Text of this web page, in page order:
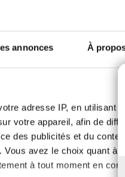
annonces À
adresse IP, en utilisant
votre appareil, afin de
des publicités et du
avez le choix quant à
à tout moment en
qui s’en plaignent
passer la main à un
en raison du
la douleur. « La
des équipes est
t-il. Il faut
coordonné par le Dr